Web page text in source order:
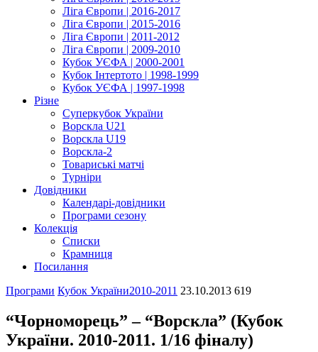
Ліга Європи | 2016-2017
Ліга Європи | 2015-2016
Ліга Європи | 2011-2012
Ліга Європи | 2009-2010
Кубок УЄФА | 2000-2001
Кубок Інтертото | 1998-1999
Кубок УЄФА | 1997-1998
Різне
Суперкубок України
Ворскла U21
Ворскла U19
Ворскла-2
Товариські матчі
Турніри
Довідники
Календарі-довідники
Програми сезону
Колекція
Списки
Крамниця
Посилання
Програми Кубок України2010-2011 23.10.2013 619
“Чорноморець” – “Ворскла” (Кубок
України. 2010-2011. 1/16 фіналу)